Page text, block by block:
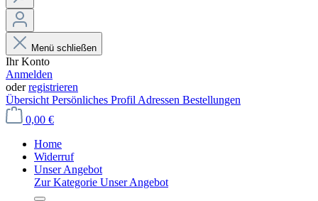
Menü schließen
Ihr Konto
Anmelden
oderregistrieren
Übersicht Persönliches Profil Adressen Bestellungen
0,00 €
Home
Widerruf
Unser Angebot
Zur Kategorie Unser Angebot